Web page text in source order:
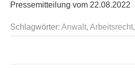
Pressemitteilung vom 22.08.2022
Schlagwörter: Anwalt, Arbeitsrecht,